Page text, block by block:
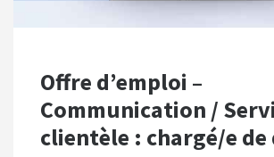
Offre d’emploi –
Communication /
clientèle : chargé/e de